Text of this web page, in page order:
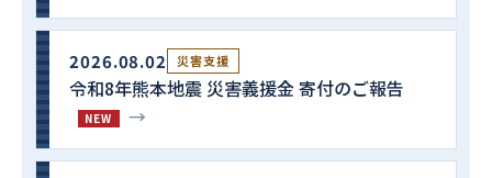
2026.08.02 災害支援
令和8年熊本地震 災害義援金 寄付のご報告
NEW →